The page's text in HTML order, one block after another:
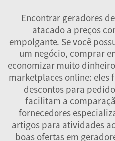
Encontrar geradores
atacado a preços
empolgante. Se você
um negócio, comprar
economizar muito
marketplaces online: eles
descontos para
facilitam a
fornecedores
artigos para atividades
boas ofertas em